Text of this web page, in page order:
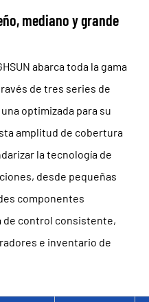
mediano y grande
abarca toda la gama
de tres series de
optimizada para su
amplitud de cobertura
la tecnología de
desde pequeñas
componentes
de control consistente,
e inventario de